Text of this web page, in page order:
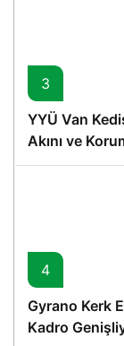
3
YYÜ Van
Akını ve
4
Gyrano Kerk
Kadro